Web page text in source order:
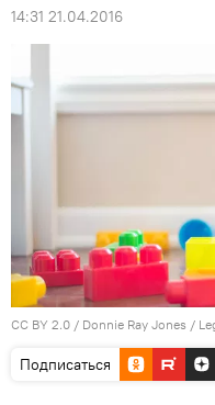
14:31 21.04.2016
CC BY 2.0 / Donnie Ray Jones /
Подписаться